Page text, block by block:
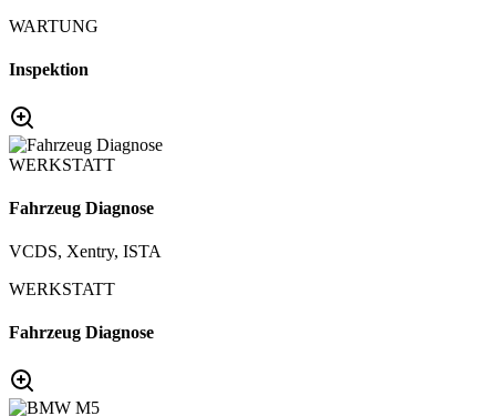
WARTUNG
Inspektion
WERKSTATT
Fahrzeug Diagnose
VCDS, Xentry, ISTA
WERKSTATT
Fahrzeug Diagnose